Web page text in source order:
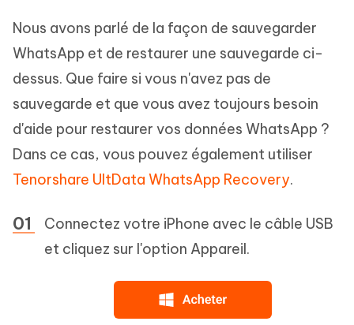
Nous avons parlé de la façon de sauvegarder
WhatsApp et de restaurer une sauvegarde ci-
dessus. Que faire si vous n'avez pas de
sauvegarde et que vous avez toujours besoin
d'aide pour restaurer vos données WhatsApp ?
Dans ce cas, vous pouvez également utiliser
Tenorshare UltData WhatsApp Recovery.
Connectez votre iPhone avec le câble USB
et cliquez sur l'option Appareil.